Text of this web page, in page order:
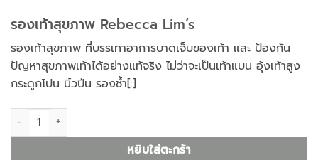
รองเท้าสุขภาพ Rebecca Lim’s
รองเท้าสุขภาพ ที่บรรเทาอาการบาดเจ็บของเท้า และ ป้องกัน
ปัญหาสุขภาพเท้าได้อย่างแท้จริง ไม่ว่าจะเป็นเท้าแบน อุ้งเท้าสูง
กระดูกโปน นิ้วปีน รองช้ำ[:]
จำนวน รองเท้าสุขภาพ JAKARTA สีดำ ชิ้น
หยิบใส่ตะกร้า